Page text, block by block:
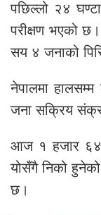
पछिल्लो २४
परीक्षण भएको
सय ४ जनाको
नेपालमा
जना सक्रिय
आज १ हजार ६४
योसँगै निको
छ।